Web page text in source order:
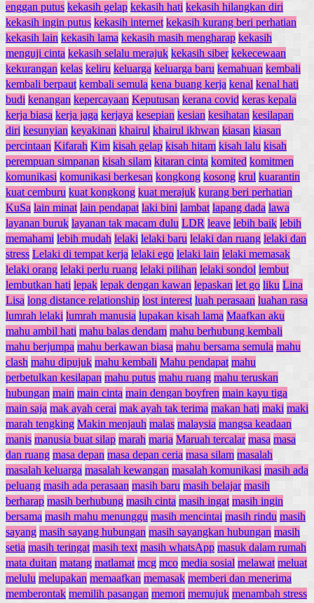
enggan putus kekasih gelap kekasih hati kekasih hilangkan diri
kekasih ingin putus kekasih internet kekasih kurang beri perhatian
kekasih lain kekasih lama kekasih masih mengharap kekasih
menguji cinta kekasih selalu merajuk kekasih siber kekecewaan
kekurangan kelas keliru keluarga keluarga baru kemahuan kembali
kembali berpaut kembali semula kena buang kerja kenal kenal hati
budi kenangan kepercayaan Keputusan kerana covid keras kepala
kerja biasa kerja jaga kerjaya kesepian kesian kesihatan kesilapan
diri kesunyian keyakinan khairul khairul ikhwan kiasan kiasan
percintaan Kifarah Kim kisah gelap kisah hitam kisah lalu kisah
perempuan simpanan kisah silam kitaran cinta komited komitmen
komunikasi komunikasi berkesan kongkong kosong krul kuarantin
kuat cemburu kuat kongkong kuat merajuk kurang beri perhatian
KuSa lain minat lain pendapat laki bini lambat lapang dada lawa
layanan buruk layanan tak macam dulu LDR leave lebih baik lebih
memahami lebih mudah lelaki lelaki baru lelaki dan ruang lelaki dan
stress Lelaki di tempat kerja lelaki ego lelaki lain lelaki memasak
lelaki orang lelaki perlu ruang lelaki pilihan lelaki sondol lembut
lembutkan hati lepak lepak dengan kawan lepaskan let go liku Lina
Lisa long distance relationship lost interest luah perasaan luahan rasa
lumrah lelaki lumrah manusia lupakan kisah lama Maafkan aku
mahu ambil hati mahu balas dendam mahu berhubung kembali
mahu berjumpa mahu berkawan biasa mahu bersama semula mahu
clash mahu dipujuk mahu kembali Mahu pendapat mahu
perbetulkan kesilapan mahu putus mahu ruang mahu teruskan
hubungan main main cinta main dengan boyfren main kayu tiga
main saja mak ayah cerai mak ayah tak terima makan hati maki maki
marah tengking Makin menjauh malas malaysia mangsa keadaan
manis manusia buat silap marah maria Maruah tercalar masa masa
dan ruang masa depan masa depan ceria masa silam masalah
masalah keluarga masalah kewangan masalah komunikasi masih ada
peluang masih ada perasaan masih baru masih belajar masih
berharap masih berhubung masih cinta masih ingat masih ingin
bersama masih mahu menunggu masih mencintai masih rindu masih
sayang masih sayang hubungan masih sayangkan hubungan masih
setia masih teringat masih text masih whatsApp masuk dalam rumah
mata duitan matang matlamat mcg mco media sosial melawat meluat
melulu melupakan memaafkan memasak memberi dan menerima
memberontak memilih pasangan memori memujuk menambah stress